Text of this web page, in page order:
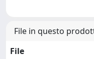
File in questo
File